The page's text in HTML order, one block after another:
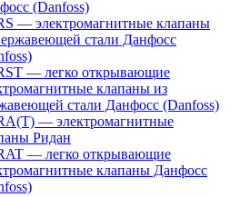
(Danfoss)
— электромагнитные клапаны
стали Данфосс
— легко открывающие
клапаны из
стали Данфосс (Danfoss)
— электромагнитные
Ридан
— легко открывающие
клапаны Данфосс